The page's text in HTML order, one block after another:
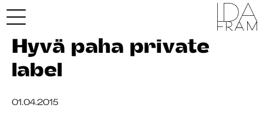
Hyvä paha private
label
01.04.2015